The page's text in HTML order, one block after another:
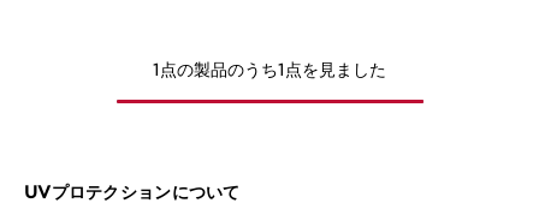
1点の製品のうち1点を見ました
UVプロテクションについて